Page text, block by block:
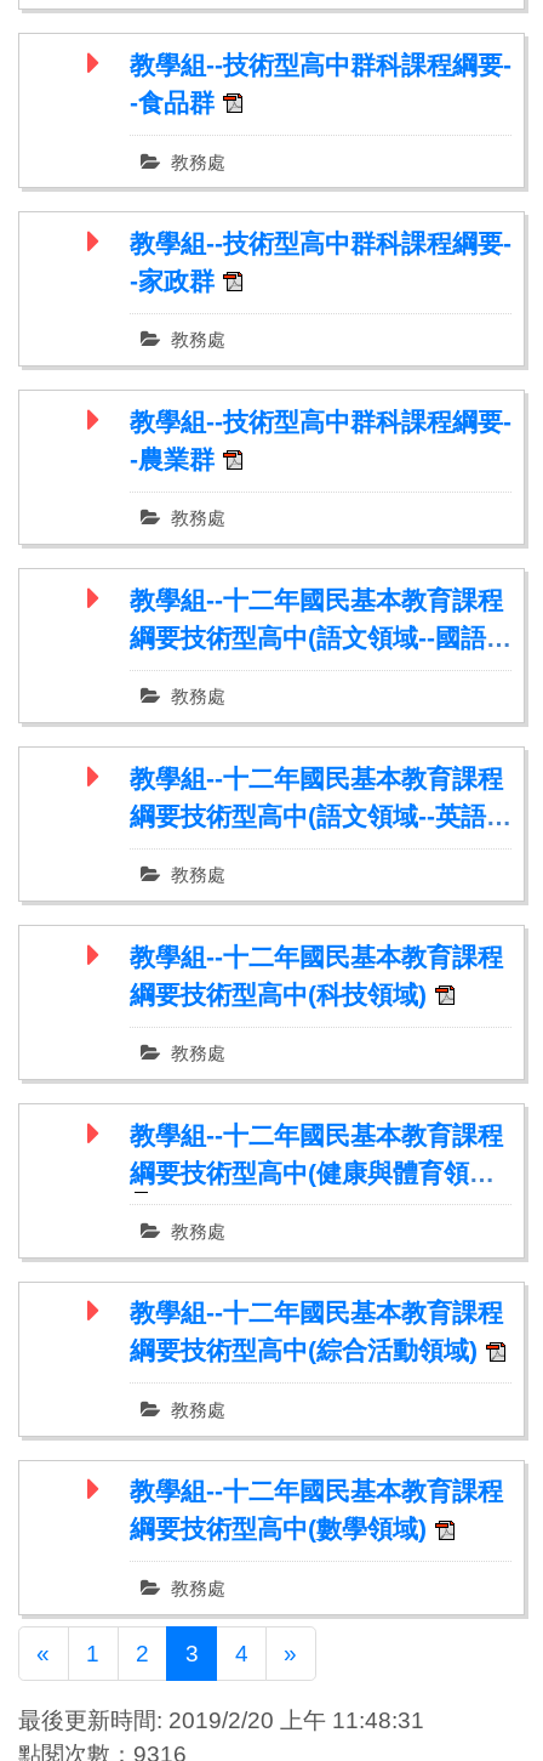
教學組--技術型高中群科課程綱要-
-食品群
教務處
教學組--技術型高中群科課程綱要-
-家政群
教務處
教學組--技術型高中群科課程綱要-
-農業群
教務處
教學組--十二年國民基本教育課程
綱要技術型高中(語文領域--國語
文)
教務處
教學組--十二年國民基本教育課程
綱要技術型高中(語文領域--英語
文)
教務處
教學組--十二年國民基本教育課程
綱要技術型高中(科技領域)
教務處
教學組--十二年國民基本教育課程
綱要技術型高中(健康與體育領域)
教務處
教學組--十二年國民基本教育課程
綱要技術型高中(綜合活動領域)
教務處
教學組--十二年國民基本教育課程
綱要技術型高中(數學領域)
教務處
« Previous
1 2 3 4 »
最後更新時間: 2019/2/20 上午 11:48:31
點閱次數：9316